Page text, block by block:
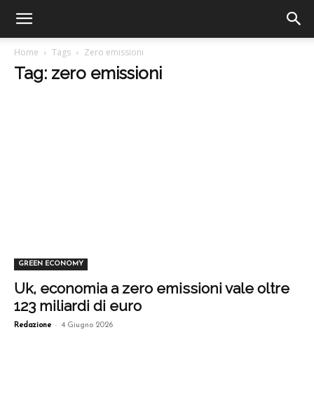
Home Tags Zero emissioni
Tag: zero emissioni
GREEN ECONOMY
Uk, economia a zero emissioni vale oltre
123 miliardi di euro
Redazione - 4 Giugno 2026